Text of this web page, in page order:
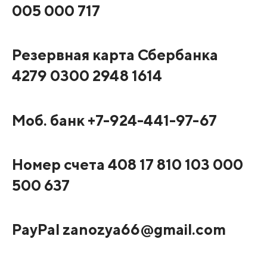
005 000 717
Резервная карта Сбербанка
4279 0300 2948 1614
Моб. банк +7-924-441-97-67
Номер счета 408 17 810 103 000
500 637
PayPal zanozya66@gmail.com